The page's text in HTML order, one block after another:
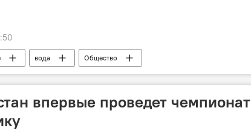
вода Общество
впервые проведет чемпионат